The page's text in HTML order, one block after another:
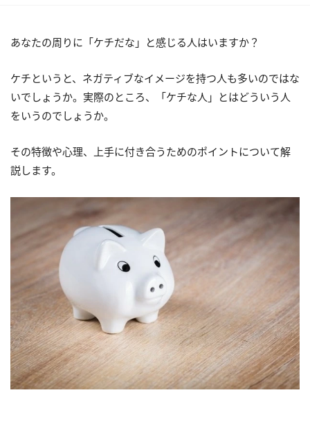
あなたの周りに「ケチだな」と感じる人はいますか？
ケチというと、ネガティブなイメージを持つ人も多いのではな
いでしょうか。実際のところ、「ケチな人」とはどういう人
をいうのでしょうか。
その特徴や心理、上手に付き合うためのポイントについて解
説します。